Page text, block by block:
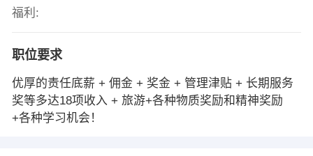
福利:
职位要求
优厚的责任底薪 + 佣金 + 奖金 + 管理津贴 + 长期服务
奖等多达18项收入 + 旅游+各种物质奖励和精神奖励
+各种学习机会！